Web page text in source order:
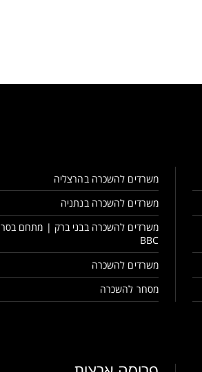
משרדים להשכרה בהרצליה
משרדים להשכרה בנתניה
משרדים להשכרה בבני ברק | מתחם בסר
BBC
משרדים להשכרה
מסחר להשכרה